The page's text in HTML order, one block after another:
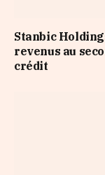
Stanbic
revenus au
crédit